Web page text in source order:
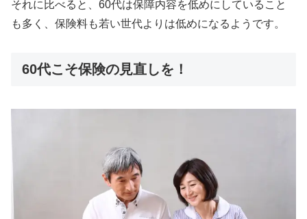
それに比べると、60代は保障内容を低めにしていること
も多く、保険料も若い世代よりは低めになるようです。
60代こそ保険の見直しを！